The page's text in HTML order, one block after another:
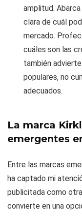
amplitud.
clara de cuál
mercado.
cuáles son las
también
populares, no
adecuados.
La marca
emergentes
Entre las marcas
ha captado mi
publicitada como
convierte en una